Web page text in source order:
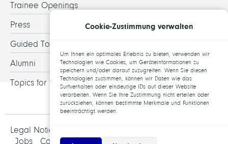
Trainee Openings
Press
Guided Tours
Alumni
Topics for theses
Legal Notice and Data Protection
Jobs
Contact
Cookie-Zustimmung verwalten
Um Ihnen ein optimales Erlebnis zu bieten, verwenden wir
Technologien wie Cookies, um Geräteinformationen zu
speichern und/oder darauf zuzugreifen. Wenn Sie diesen
Technologien zustimmen, können wir Daten wie das
Surfverhalten oder eindeutige IDs auf dieser Website
verarbeiten. Wenn Sie Ihre Zustimmung nicht erteilen oder
zurückziehen, können bestimmte Merkmale und Funktionen
beeinträchtigt werden.